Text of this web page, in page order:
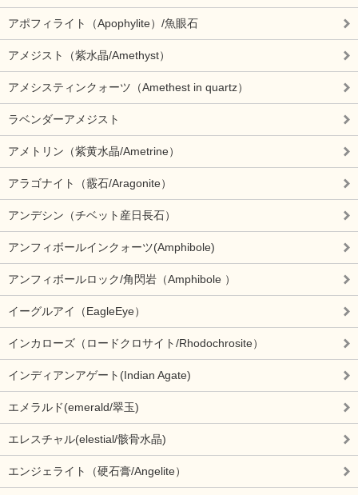
アポフィライト（Apophylite）/魚眼石
アメジスト（紫水晶/Amethyst）
アメシスティンクォーツ（Amethest in quartz）
ラベンダーアメジスト
アメトリン（紫黄水晶/Ametrine）
アラゴナイト（霰石/Aragonite）
アンデシン（チベット産日長石）
アンフィボールインクォーツ(Amphibole)
アンフィボールロック/角閃岩（Amphibole ）
イーグルアイ（EagleEye）
インカローズ（ロードクロサイト/Rhodochrosite）
インディアンアゲート(Indian Agate)
エメラルド(emerald/翠玉)
エレスチャル(elestial/骸骨水晶)
エンジェライト（硬石膏/Angelite）